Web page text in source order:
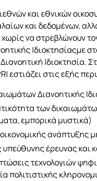
και εθνικών
και δεδομένων,
να στρεβλώνουν
Ιδιοκτησίαςμε
Διανοητική
εστιάζει στις εξής
Διανοητικής
των
εμπορικά μυστικά)
ανάπτυξης
υπεύθυνης έρευνας
τεχνολογιών
πολιτιστικής